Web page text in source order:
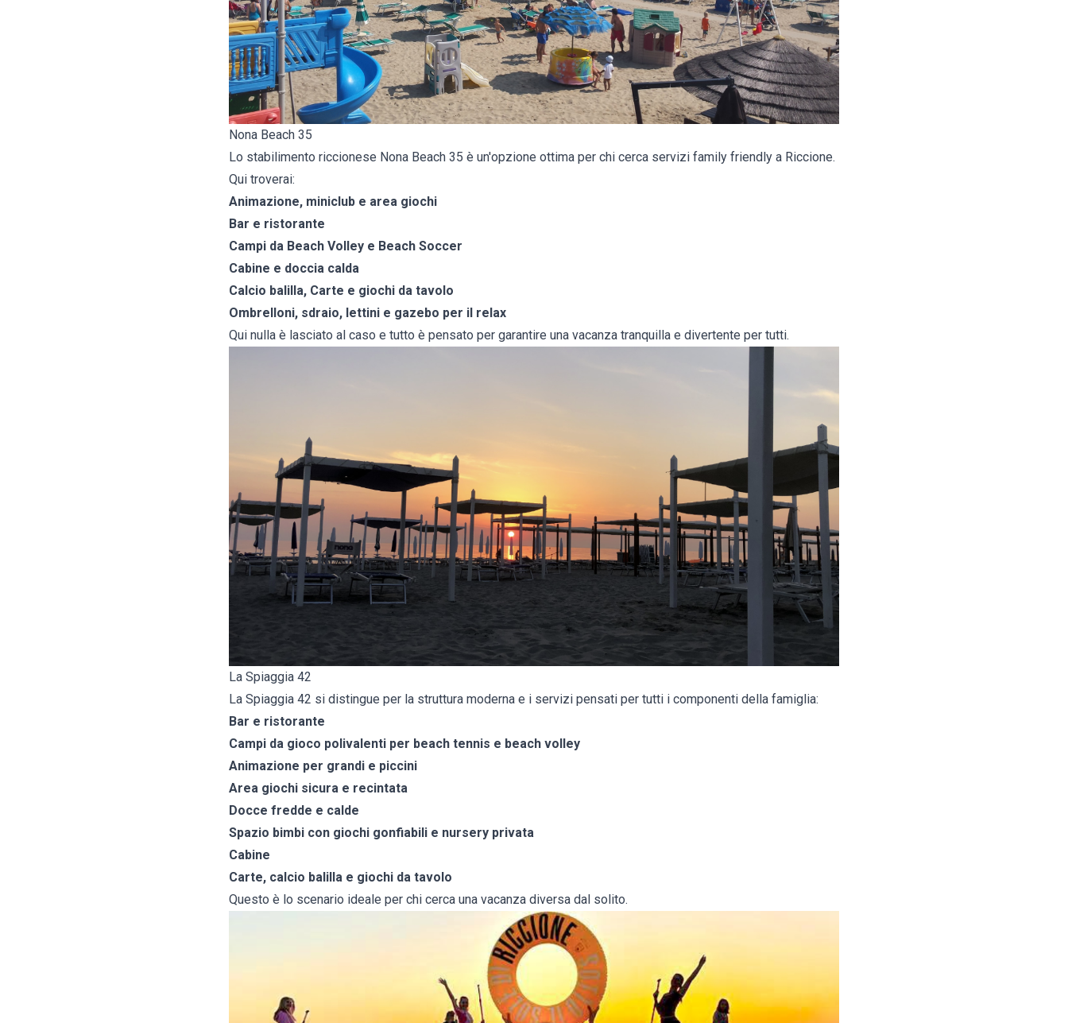
Nona Beach 35
Lo stabilimento riccionese Nona Beach 35 è un'opzione ottima per chi cerca servizi family friendly a Riccione.
Qui troverai:
Animazione, miniclub e area giochi
Bar e ristorante
Campi da Beach Volley e Beach Soccer
Cabine e doccia calda
Calcio balilla, Carte e giochi da tavolo
Ombrelloni, sdraio, lettini e gazebo per il relax
Qui nulla è lasciato al caso e tutto è pensato per garantire una vacanza tranquilla e divertente per tutti.
La Spiaggia 42
La Spiaggia 42 si distingue per la struttura moderna e i servizi pensati per tutti i componenti della famiglia:
Bar e ristorante
Campi da gioco polivalenti per beach tennis e beach volley
Animazione per grandi e piccini
Area giochi sicura e recintata
Docce fredde e calde
Spazio bimbi con giochi gonfiabili e nursery privata
Cabine
Carte, calcio balilla e giochi da tavolo
Questo è lo scenario ideale per chi cerca una vacanza diversa dal solito.